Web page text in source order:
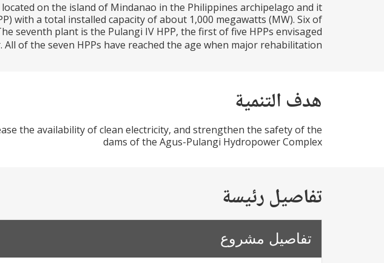
on the island of Mindanao in the Philippines archipelago and it
with a total installed capacity of about 1,000 megawatts (MW). Six of
seventh plant is the Pulangi IV HPP, the first of five HPPs envisaged
of the seven HPPs have reached the age when major rehabilitation...
هدف التنمية
the availability of clean electricity, and strengthen the safety of the
dams of the Agus-Pulangi Hydropower Complex
تفاصيل رئيسة
تفاصيل مشروع